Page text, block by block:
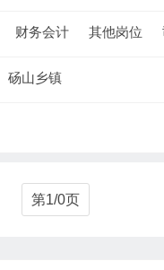
财务会计 其他岗位
砀山乡镇
第1/0页